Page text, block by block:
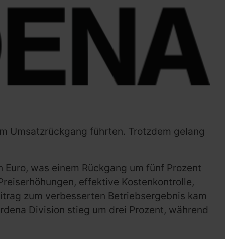
Umsatzrückgang führten. Trotzdem gelang
was einem Rückgang um fünf Prozent
effektive Kostenkontrolle,
zum verbesserten Betriebsergebnis kam
Division stieg um drei Prozent, während